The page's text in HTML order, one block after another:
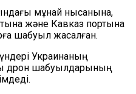
мұнай нысанына,
және Кавказ портына
шабуыл жасалған.
Украинаның
дрон шабуылдарының